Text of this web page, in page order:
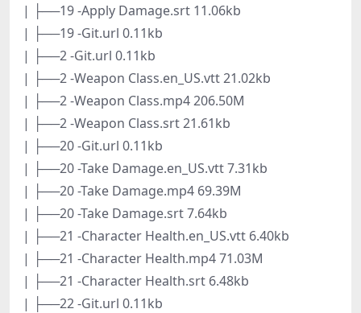
| ├──19 -Apply Damage.srt 11.06kb
| ├──19 -Git.url 0.11kb
| ├──2 -Git.url 0.11kb
| ├──2 -Weapon Class.en_US.vtt 21.02kb
| ├──2 -Weapon Class.mp4 206.50M
| ├──2 -Weapon Class.srt 21.61kb
| ├──20 -Git.url 0.11kb
| ├──20 -Take Damage.en_US.vtt 7.31kb
| ├──20 -Take Damage.mp4 69.39M
| ├──20 -Take Damage.srt 7.64kb
| ├──21 -Character Health.en_US.vtt 6.40kb
| ├──21 -Character Health.mp4 71.03M
| ├──21 -Character Health.srt 6.48kb
| ├──22 -Git.url 0.11kb